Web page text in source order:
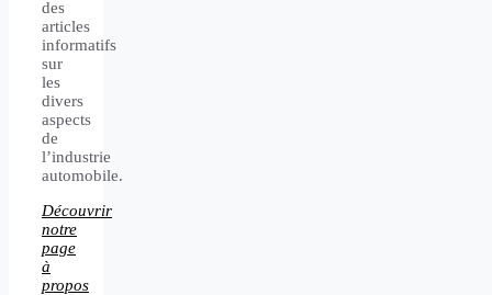
des
articles
informatifs
sur
les
divers
aspects
de
l’industrie
automobile.
Découvrir
notre
page
à
propos